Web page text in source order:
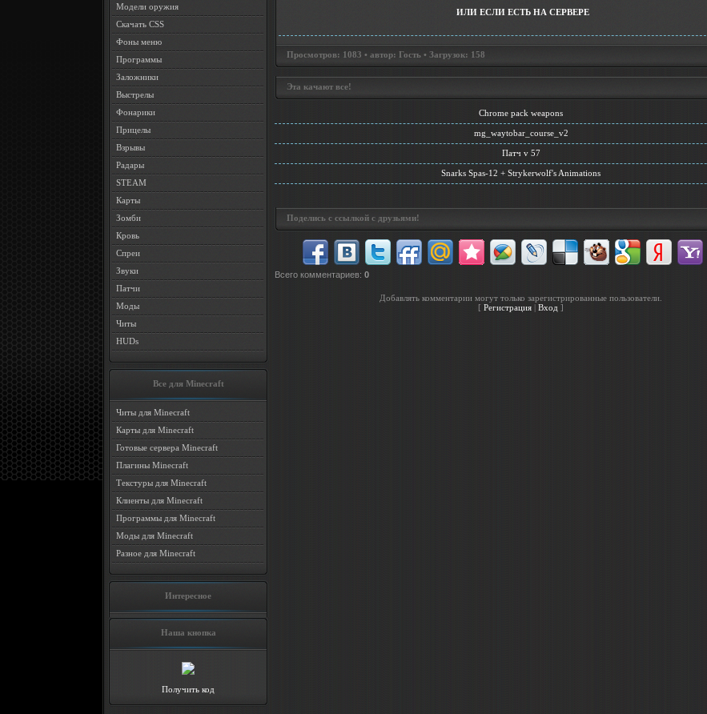
Модели оружия
Скачать CSS
Фоны меню
Программы
Заложники
Выстрелы
Фонарики
Прицелы
Взрывы
Радары
STEAM
Карты
Зомби
Кровь
Спреи
Звуки
Патчи
Моды
Читы
HUDs
Все для Minecraft
Читы для Minecraft
Карты для Minecraft
Готовые сервера Minecraft
Плагины Minecraft
Текстуры для Minecraft
Клиенты для Minecraft
Программы для Minecraft
Моды для Minecraft
Разное для Minecraft
Интересное
Наша кнопка
Получить код
ИЛИ ЕСЛИ ЕСТЬ НА СЕРВЕРЕ
Просмотров: 1083 • автор: Гость • Загрузок: 158
Эта качают все!
Chrome pack weapons
mg_waytobar_course_v2
Патч v 57
Snarks Spas-12 + Strykerwolf's Animations
Поделись с ссылкой с друзьями!
Всего комментариев: 0
Добавлять комментарии могут только зарегистрированные пользователи.
[ Регистрация Вход ]